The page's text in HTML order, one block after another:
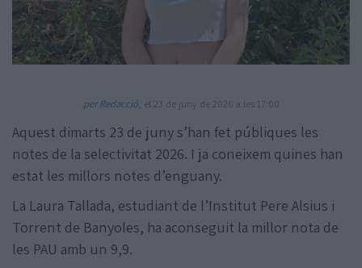
Amb la col·laboració de:
per Redacció, el 23 de juny de 2026 a les 17:00
Aquest dimarts 23 de juny s’han fet públiques les
notes de la selectivitat 2026. I ja coneixem quines han
estat les millors notes d’enguany.
La Laura Tallada, estudiant de l’Institut Pere Alsius i
Torrent de Banyoles, ha aconseguit la millor nota de
les PAU amb un 9,9.